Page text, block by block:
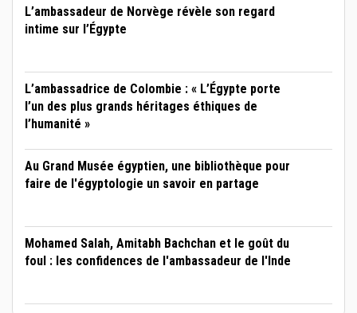
L’ambassadeur de Norvège révèle son regard
intime sur l’Égypte
L’ambassadrice de Colombie : « L’Égypte porte
l’un des plus grands héritages éthiques de
l’humanité »
Au Grand Musée égyptien, une bibliothèque pour
faire de l'égyptologie un savoir en partage
Mohamed Salah, Amitabh Bachchan et le goût du
foul : les confidences de l'ambassadeur de l'Inde